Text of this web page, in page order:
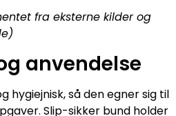
fra eksterne kilder og
anvendelse
hygiejnisk, så den egner sig til
Slip-sikker bund holder